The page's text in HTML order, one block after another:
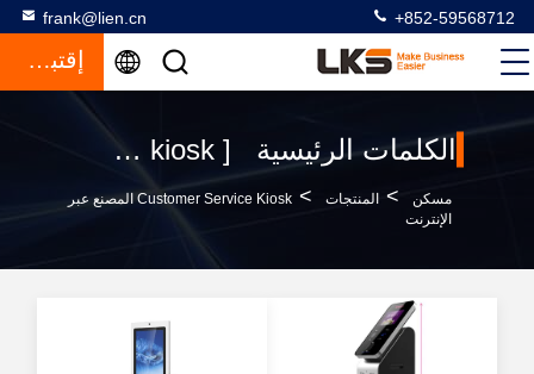
frank@lien.cn +852-59568712
إقتباس
الكلمات الرئيسية [ customer service kiosk ] مباراة 120 المنتجات
مسكن > المنتجات >
Customer Service Kiosk المصنع عبر
الإنترنت